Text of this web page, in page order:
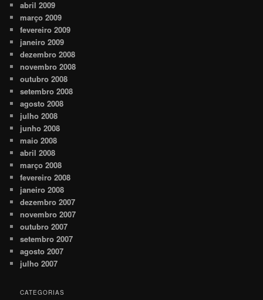
abril 2009
março 2009
fevereiro 2009
janeiro 2009
dezembro 2008
novembro 2008
outubro 2008
setembro 2008
agosto 2008
julho 2008
junho 2008
maio 2008
abril 2008
março 2008
fevereiro 2008
janeiro 2008
dezembro 2007
novembro 2007
outubro 2007
setembro 2007
agosto 2007
julho 2007
CATEGORIAS